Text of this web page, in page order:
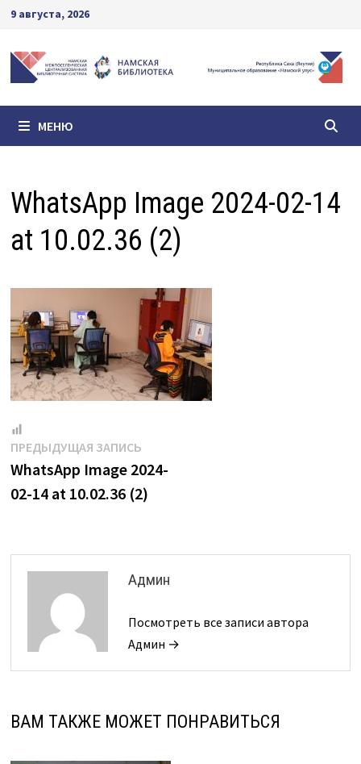
Перейти
содержимому
9 августа, 2026
МЕНЮ
WhatsApp Image 2024-02-14
at 10.02.36 (2)
Навигация
по
ПРЕДЫДУЩАЯ ЗАПИСЬПредыдущая
запись:
WhatsApp Image 2024-
02-14 at 10.02.36 (2)
Админ
Посмотреть все записи автора
Админ →
ВАМ ТАКЖЕ МОЖЕТ ПОНРАВИТЬСЯ